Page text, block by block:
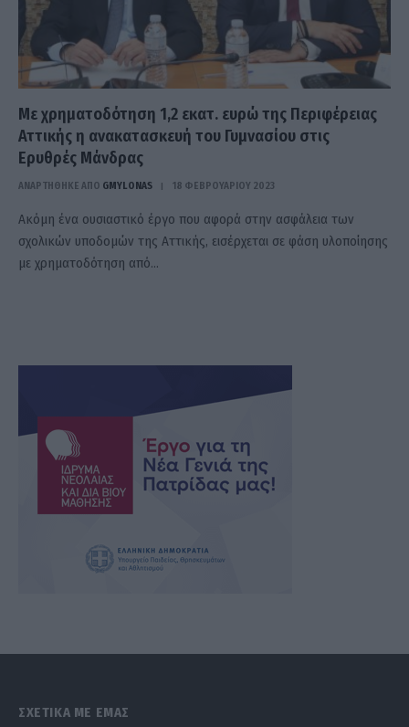
Με χρηματοδότηση 1,2 εκατ. ευρώ της Περιφέρειας
Αττικής η ανακατασκευή του Γυμνασίου στις
Ερυθρές Μάνδρας
ΑΝΑΡΤΗΘΗΚΕ ΑΠΟ GMYLONAS 18 ΦΕΒΡΟΥΑΡΊΟΥ 2023
Ακόμη ένα ουσιαστικό έργο που αφορά στην ασφάλεια των
σχολικών υποδομών της Αττικής, εισέρχεται σε φάση υλοποίησης
με χρηματοδότηση από…
ΣΧΕΤΙΚΑ ΜΕ ΕΜΑΣ